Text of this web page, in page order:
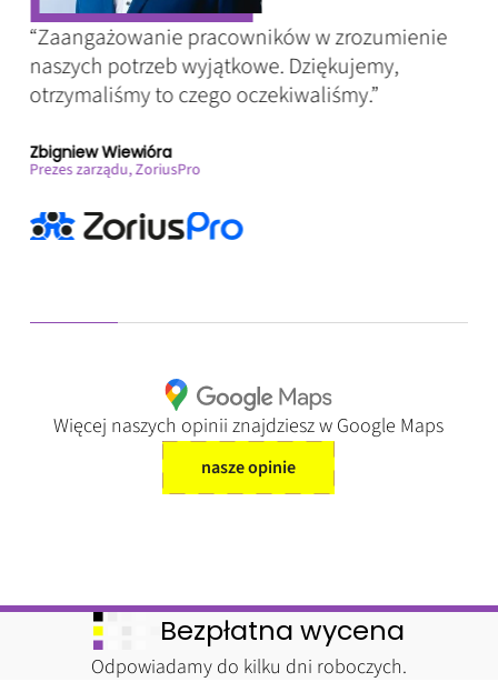
“Zaangażowanie pracowników w zrozumienie
naszych potrzeb wyjątkowe. Dziękujemy,
otrzymaliśmy to czego oczekiwaliśmy.”
Zbigniew Wiewióra
Prezes zarządu, ZoriusPro
Więcej naszych opinii znajdziesz w Google Maps
nasze opinie
Bezpłatna wycena
Odpowiadamy do kilku dni roboczych.